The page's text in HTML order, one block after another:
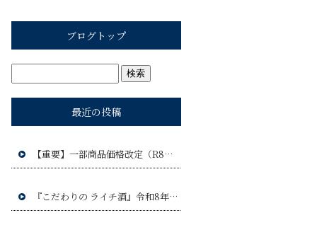
ブログトップ
最近の投稿
【重要】一部商品価格改定（R8年9月1日）のお知らせ
『こだわりの ライチ酒』令和8年9月17日(木)発売予定!!